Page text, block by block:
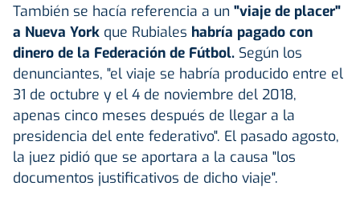
También se hacía referencia a un "viaje de placer"
a Nueva York que Rubiales habría pagado con
dinero de la Federación de Fútbol. Según los
denunciantes, "el viaje se habría producido entre el
31 de octubre y el 4 de noviembre del 2018,
apenas cinco meses después de llegar a la
presidencia del ente federativo". El pasado agosto,
la juez pidió que se aportara a la causa "los
documentos justificativos de dicho viaje".